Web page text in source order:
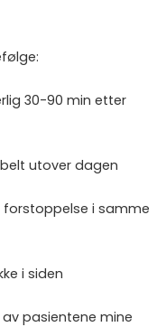
30-90 min etter
utover dagen
i samme
i siden
pasientene mine